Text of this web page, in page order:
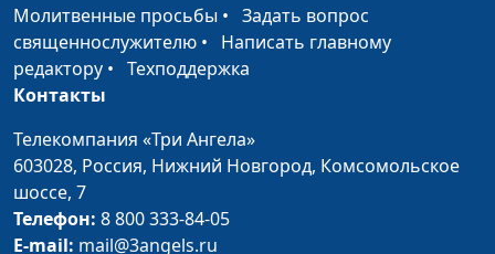
Галета с грушей и чай со
свежим тимьяном
Светлана
Доманская
Бургеры с чечевицей
Банановые панкейки
Ольга
#34
Бананово-кремовый десерт
Молитвенные просьбы • Задать вопрос
священнослужителю • Написать главному
редактору • Техподдержка
Контакты
Телекомпания «Три Ангела»
603028, Россия, Нижний Новгород, Комсомольское
шоссе, 7
Телефон: 8 800 333-84-05
E-mail: mail@3angels.ru